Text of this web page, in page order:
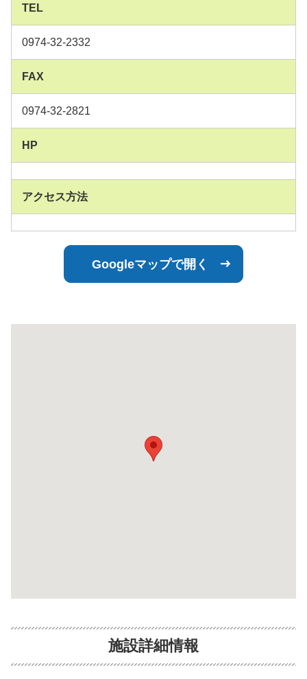
TEL
0974-32-2332
FAX
0974-32-2821
HP
アクセス方法
Googleマップで開く
施設詳細情報